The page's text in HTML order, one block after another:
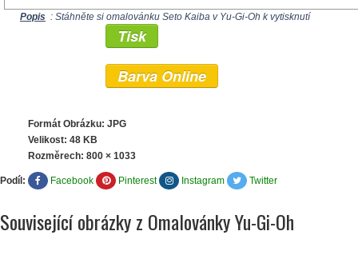
Popis : Stáhněte si omalovánku Seto Kaiba v Yu-Gi-Oh k vytisknutí
Tisk
Barva Online
Formát Obrázku: JPG
Velikost: 48 KB
Rozměrech: 800 × 1033
Podíl: Facebook Pinterest Instagram Twitter
Související obrázky z Omalovánky Yu-Gi-Oh